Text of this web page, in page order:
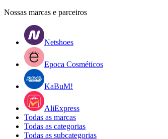
Nossas marcas e parceiros
Netshoes
Epoca Cosméticos
KaBuM!
AliExpress
Todas as marcas
Todas as categorias
Todas as subcategorias